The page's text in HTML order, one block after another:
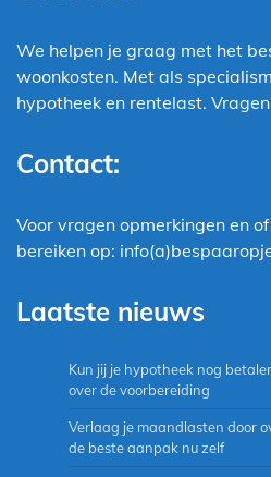
We helpen je graag met het
woonkosten. Met als
hypotheek en rentelast.
Contact:
Voor vragen opmerkingen en
bereiken op:
Laatste nieuws
Kun jij je hypotheek nog
over de voorbereiding
Verlaag je maandlasten door
de beste aanpak nu zelf